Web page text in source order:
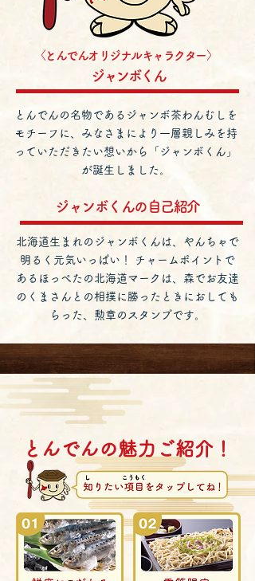
〈とんでんオリジナルキャラクター〉
ジャ ンボくん
とんでんの名物であるジャンボ茶わんむしを
モチーフに、みなさまにより一層親しみを持
っていただきたい想いから「ジャンボくん」
が誕生しました。
ジャンボくんの自己紹介
北海道生まれのジャンボくんは、やんちゃで
明るく元気いっぱい！ チャームポイントで
あるほっぺたの北海道マークは、森でお友達
のくまさんとの相撲に勝ったときにおしても
らった、勲章のスタンプです。
​とんでんの魅力ご紹介！